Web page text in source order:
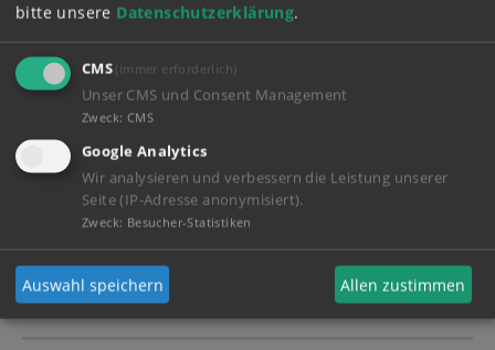
Mein Tagebuch!
bitte unsere Datenschutzerklärung.
CMS (immer erforderlich)
Unser CMS und Consent Management
Zweck: CMS
Google Analytics
Wir analysieren und verbessern die Leistung unserer
Seite (IP-Adresse anonymisiert).
Zweck: Besucher-Statistiken
Auswahl speichern Allen zustimmen